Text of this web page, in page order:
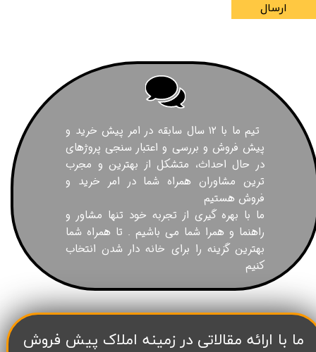
ارسال
تیم ما با ۱۲ سال سابقه در امر پیش خرید و
پیش فروش و بررسی و اعتبار سنجی پروژهای
در حال احداث، متشکل از بهترین و مجرب
ترین مشاوران همراه شما در امر خرید و
فروش هستیم
ما با بهره گیری از تجربه خود تنها مشاور و
راهنما و همرا شما می باشیم . تا همراه شما
بهترین گزینه را برای خانه دار شدن انتخاب
کنیم
​ما با ارائه مقالاتی در زمینه املاک پیش فروش